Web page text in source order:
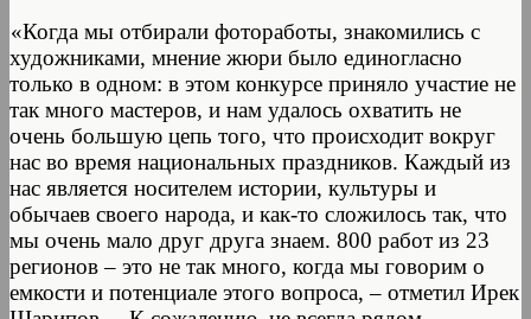
«Когда мы отбирали фотоработы, знакомились с
художниками, мнение жюри было единогласно
только в одном: в этом конкурсе приняло участие не
так много мастеров, и нам удалось охватить не
очень большую цепь того, что происходит вокруг
нас во время национальных праздников. Каждый из
нас является носителем истории, культуры и
обычаев своего народа, и как-то сложилось так, что
мы очень мало друг друга знаем. 800 работ из 23
регионов – это не так много, когда мы говорим о
емкости и потенциале этого вопроса, – отметил Ирек